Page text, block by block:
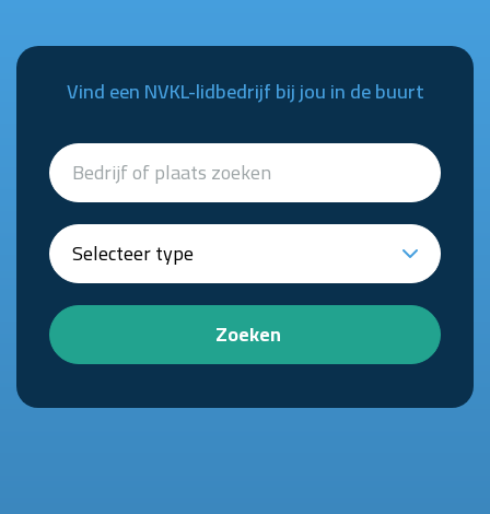
Vind een NVKL-lidbedrijf bij jou in de buurt
Zoeken